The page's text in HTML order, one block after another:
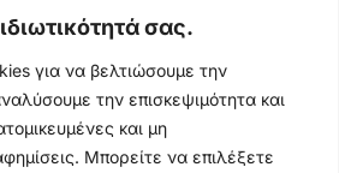
σας.
για να βελτιώσουμε την
την επισκεψιμότητα και
και μη
Μπορείτε να επιλέξετε